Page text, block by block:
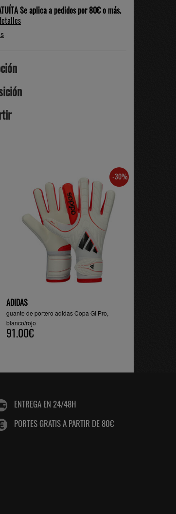
Se aplica a pedidos por 80€ o más.
-30%
ADIDAS
guante de portero adidas Copa Gl Pro,
blanco/rojo
91.00€
ENTREGA EN 24/48H
PORTES GRATIS A PARTIR DE 80€